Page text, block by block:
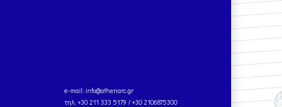
e-mail: info@athenarc.gr
τηλ. +30 211 333 5179 / +30 2106875300